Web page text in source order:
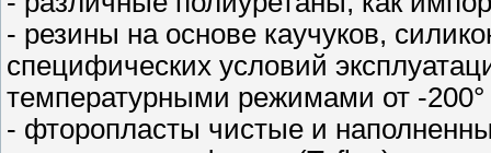
- резины на основе каучуков,
специфических условий
температурными режимами от -
- фторопласты чистые и